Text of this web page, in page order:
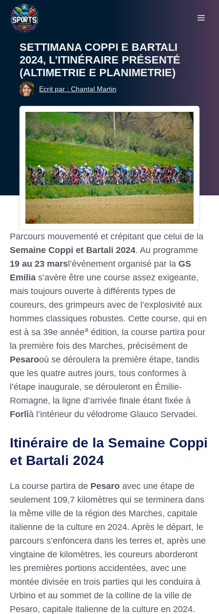
Aller
contenu
SETTIMANA COPPI E BARTALI
2024, L’ITINÉRAIRE PRÉSENTÉ
(ALTIMETRIE E PLANIMETRIE)
Ecrit par : Chantal Martin
Parcours mouvementé et crépitant que celui de la
Semaine Coppi et Bartali 2024. Au programme
19 au 23 mars l’événement organisé par laGS
Emilia s’avère être une course assez exigeante,
mais toujours ouverte à différents types de
coureurs, des grimpeurs avec de l’explosivité aux
hommes classiques robustes. Cette course, qui en
est à sa 39e annéea édition, la course partira pour
la première fois des Marches, précisément de
Pesarooù se déroulera la première étape, tandis
que les quatre autres jours, tous conformes à
l’étape inaugurale, se dérouleront en Émilie-
Romagne, la ligne d’arrivée finale étant fixée à
Forlìà l’intérieur du vélodrome Glauco Servadei.
Itinéraire de la Semaine Coppi
et Bartali 2024
La course partira de Pesaro avec une étape de
seulement 109,7 kilomètres qui se terminera dans
la même ville de la région des Marches, capitale
italienne de la culture en 2024. Après le départ, le
parcours s’enfoncera dans les terres et, après une
vingtaine de kilomètres, les coureurs aborderont
les premières portions accidentées, avec une
montée divisée en trois parties qui les conduira à
Urbino et au sommet de la colline de la ville de
Pesaro, capitale italienne de la culture en 2024.